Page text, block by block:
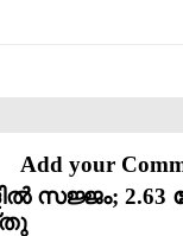
Add your
സജ്ജം; 2.63